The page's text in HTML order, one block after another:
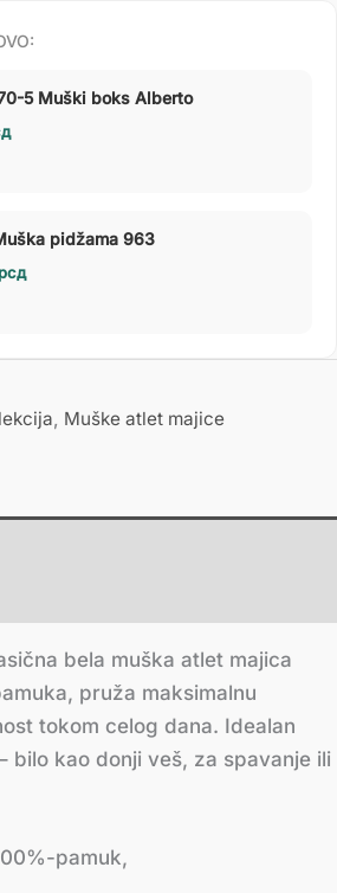
5 Muški boks Alberto
pidžama 963
рсд
, Muške atlet majice
bela muška atlet majica
pruža maksimalnu
tokom celog dana. Idealan
bilo kao donji veš, za spavanje ili
pamuk,